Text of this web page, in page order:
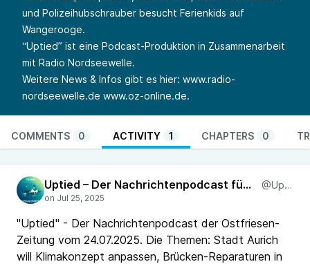
und Polizeihubschrauber besucht Ferienkids auf
Wangerooge.
“Uptied” ist eine Podcast-Produktion in Zusammenarbeit
mit Radio Nordseewelle.
Weitere News & Infos gibt es hier: www.radio-
nordseewelle.de www.oz-online.de.
COMMENTS 0 ACTIVITY 1 CHAPTERS 0
Uptied – Der Nachrichtenpodcast für Ostfriesland @Uptied
"Uptied" - Der Nachrichtenpodcast der Ostfriesen-
Zeitung vom 24.07.2025. Die Themen: Stadt Aurich
will Klimakonzept anpassen, Brücken-Reparaturen in